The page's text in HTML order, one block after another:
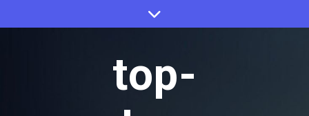
to
top-